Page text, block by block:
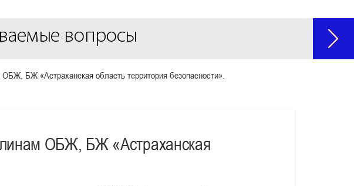
вопросы
БЖ «Астраханская область территория безопасности».
ОБЖ, БЖ «Астраханская